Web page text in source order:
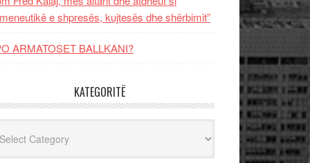
e shpresës, kujtesës dhe shërbimit”
ARMATOSET BALLKANI?
KATEGORITË